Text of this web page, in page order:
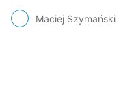
Maciej Szymański